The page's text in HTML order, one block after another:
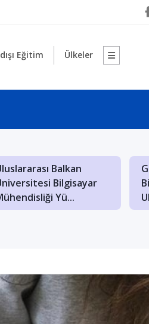
Eğitim Ülkeler
Uluslararası
Üniversitesi'nde
Öğretm...